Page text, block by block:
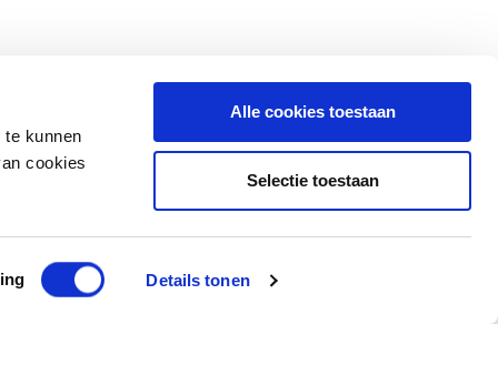
kunnen
cookies
Details tonen
Alle cookies toestaan
Selectie toestaan